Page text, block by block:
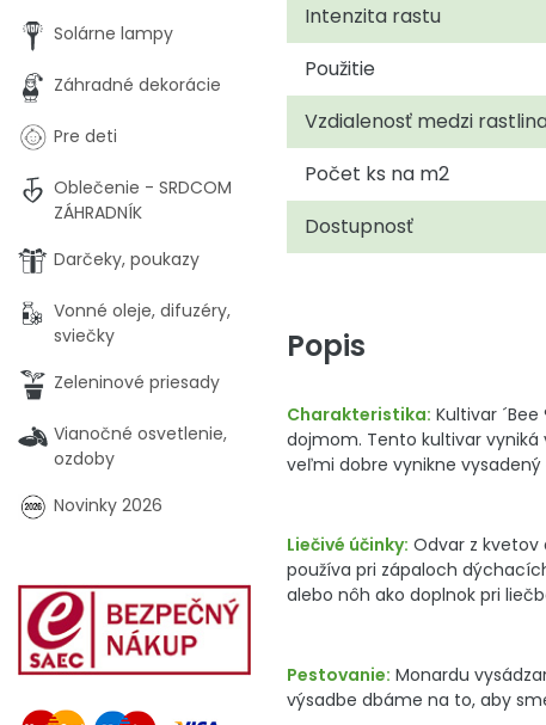
Intenzita rastu
Použitie
Vzdialenosť medzi
Počet ks na m2
Dostupnosť
Popis
Charakteristika: Kultivar
dojmom. Tento kultivar
veľmi dobre vynikne vysadený
Liečivé účinky: Odvar z
používa pri zápaloch
alebo nôh ako doplnok pri
Pestovanie: Monardu
výsadbe dbáme na to, aby
Solárne lampy
Záhradné dekorácie
Pre deti
Oblečenie - SRDCOM
ZÁHRADNÍK
Darčeky, poukazy
Vonné oleje, difuzéry,
sviečky
Zeleninové priesady
Vianočné osvetlenie,
ozdoby
Novinky 2026